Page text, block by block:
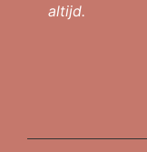
altijd.